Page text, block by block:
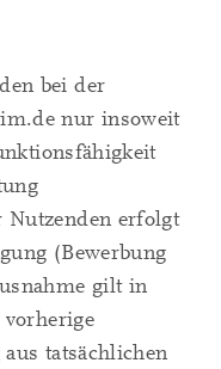
bei der
nur insoweit
Nutzenden erfolgt
(Bewerbung
gilt in
tatsächlichen